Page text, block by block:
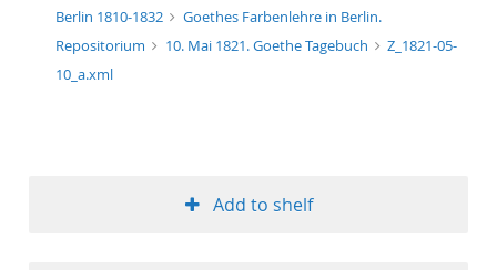
Berlin 1810-1832
Goethes Farbenlehre in Berlin.
Repositorium
10. Mai 1821. Goethe Tagebuch
Z_1821-05-
10_a.xml
Add to shelf